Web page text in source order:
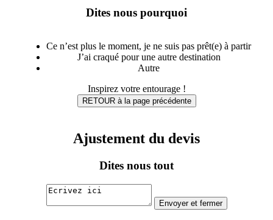
Dites nous pourquoi
Ce n’est plus le moment, je ne suis pas prêt(e) à partir
J’ai craqué pour une autre destination
Autre
Inspirez votre entourage !
RETOUR à la page précédente
Ajustement du devis
Dites nous tout
Envoyer et fermer